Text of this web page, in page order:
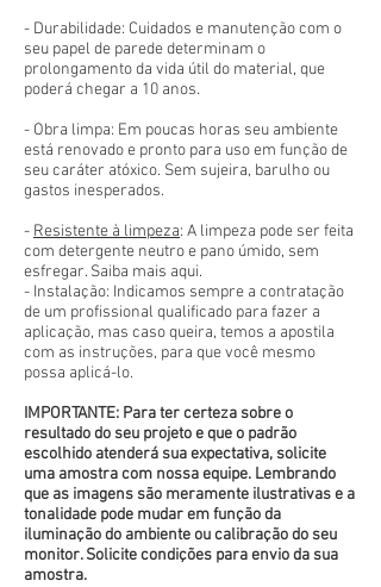
- Durabilidade: Cuidados e manutenção com o
seu papel de parede determinam o
prolongamento da vida útil do material, que
poderá chegar a 10 anos.
- Obra limpa: Em poucas horas seu ambiente
está renovado e pronto para uso em função de
seu caráter atóxico. Sem sujeira, barulho ou
gastos inesperados.
- Resistente à limpeza: A limpeza pode ser feita
com detergente neutro e pano úmido, sem
esfregar. Saiba mais aqui.
- Instalação: Indicamos sempre a contratação
de um profissional qualificado para fazer a
aplicação, mas caso queira, temos a apostila
com as instruções, para que você mesmo
possa aplicá-lo.
IMPORTANTE: Para ter certeza sobre o
resultado do seu projeto e que o padrão
escolhido atenderá sua expectativa, solicite
uma amostra com nossa equipe. Lembrando
que as imagens são meramente ilustrativas e a
tonalidade pode mudar em função da
iluminação do ambiente ou calibração do seu
monitor. Solicite condições para envio da sua
amostra.